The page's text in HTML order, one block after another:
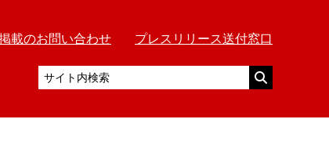
載のお問い合わせ プレスリリース送付窓口